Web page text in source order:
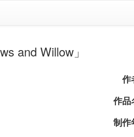
and Willow」
作
作品
制作